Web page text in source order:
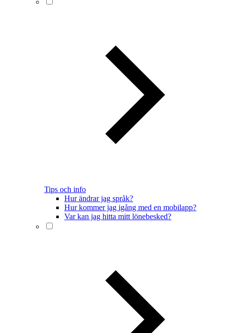
Tips och info
Hur ändrar jag språk?
Hur kommer jag igång med en mobilapp?
Var kan jag hitta mitt lönebesked?